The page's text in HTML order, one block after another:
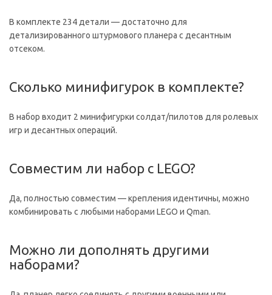
В комплекте 234 детали — достаточно для
детализированного штурмового планера с десантным
отсеком.
Сколько минифигурок в комплекте?
В набор входит 2 минифигурки солдат/пилотов для ролевых
игр и десантных операций.
Совместим ли набор с LEGO?
Да, полностью совместим — крепления идентичны, можно
комбинировать с любыми наборами LEGO и Qman.
Можно ли дополнять другими
наборами?